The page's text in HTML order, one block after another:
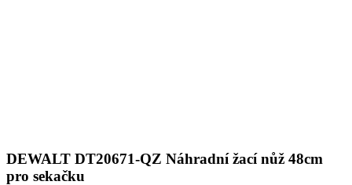
DEWALT DT20671-QZ Náhradní žací nůž 48cm
pro sekačku